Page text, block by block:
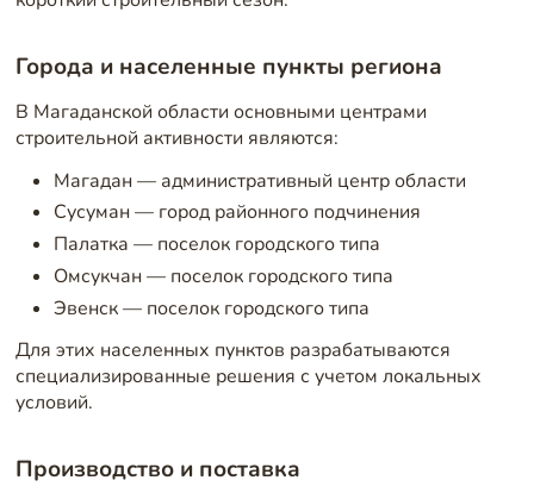
Города и населенные пункты региона
В Магаданской области основными центрами
строительной активности являются:
Магадан — административный центр области
Сусуман — город районного подчинения
Палатка — поселок городского типа
Омсукчан — поселок городского типа
Эвенск — поселок городского типа
Для этих населенных пунктов разрабатываются
специализированные решения с учетом локальных
условий.
Производство и поставка